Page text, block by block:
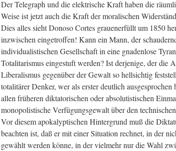
Der Telegraph und die elektrische Kraft haben die
Weise ist jetzt auch die Kraft der moralischen
Dies alles sieht Donoso Cortes grauenerfüllt um 1850
inzwischen eingetroffen! Kann ein Mann, der
individualistischen Gesellschaft in eine gnadenlose
Totalitarismus eingestuft werden? Ist derjenige, der die
Liberalismus gegenüber der Gewalt so hellsichtig
totalitärer Denker, wer als erster deutlich
allen früheren diktatorischen oder absolutistischen
monopolistische Verfügungsgewalt über den
Vor diesem apokalyptischen Hintergrund muß die
beachten ist, daß er mit einer Situation rechnet, in der
gewählt werden könne, in der vielmehr nur die Wahl